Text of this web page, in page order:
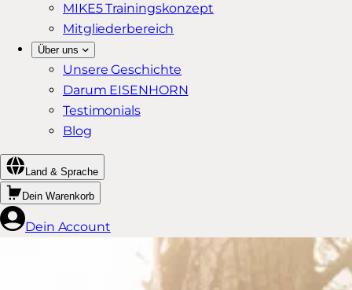
MIKE5 Trainingskonzept
Mitgliederbereich
Über uns
Unsere Geschichte
Darum EISENHORN
Testimonials
Blog
Land & Sprache
Dein Warenkorb
Dein Account